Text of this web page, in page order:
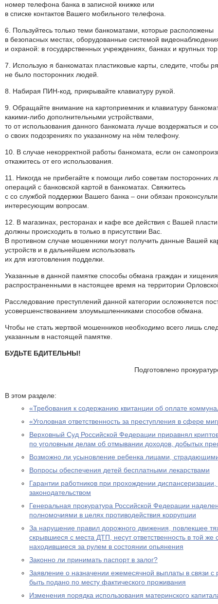
номер телефона банка в записной книжке или
в списке контактов Вашего мобильного телефона.
6. Пользуйтесь только теми банкоматами, которые расположены
в безопасных местах, оборудованные системой
и охраной: в государственных учреждениях, банках и крупных
7. Использую я банкоматах пластиковые карты, следите, чтобы
не было посторонних людей.
8. Набирая ПИН-код, прикрывайте клавиатуру рукой.
9. Обращайте внимание на картоприемник и клавиатуру
какими-либо дополнительными устройствами,
то от использования данного банкомата лучше воздержаться и
о своих подозрениях по указанному на нём телефону.
10. В случае некорректной работы банкомата, если он
откажитесь от его использования.
11. Никогда не прибегайте к помощи либо советам посторонних
операций с банковской картой в банкоматах. Свяжитесь
с со службой поддержки Вашего банка – они обязан
интересующим вопросам.
12. В магазинах, ресторанах и кафе все действия с Вашей
должны происходить в только в присутствии Вас.
В противном случае мошенники могут получить данные Вашей
устройств и в дальнейшем использовать
их для изготовления подделки.
Указанные в данной памятке способы обмана граждан и
распространенными в настоящее время на территории
Расследование преступлений данной категории осложняется
усовершенствованием злоумышленниками способов обмана.
Чтобы не стать жертвой мошенников необходимо всего лишь
указанным в настоящей памятке.
БУДЬТЕ БДИТЕЛЬНЫ!
Подготовлено
В этом разделе:
«Требования к содержанию квитанции об оплате
«Уголовная ответственность за преступления в сфере
Верховный Суд Российской Федерации приравнял
по уголовным делам об отмывании доходов, добытых
Возможно ли усыновление ребенка лицами,
Вопросы обеспечения детей бесплатными лекарствами
Гарантии работников при прохождении
законодательством
Генеральная прокуратура Российской Федерации
полномочиями в целях противодействия коррупции
За нарушение правил дорожного движения, повлекшее
скрывшиеся с места ДТП, несут ответственность в той же
находившиеся за рулем в состоянии опьянения
Законно ли принимать паспорт в залог?
Заявление о назначении ежемесячной выплаты в связи
быть подано по месту фактического проживания
Изменения порядка использования материнского